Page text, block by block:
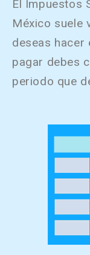
El Impuestos
México suele
deseas hacer
pagar debes
periodo que